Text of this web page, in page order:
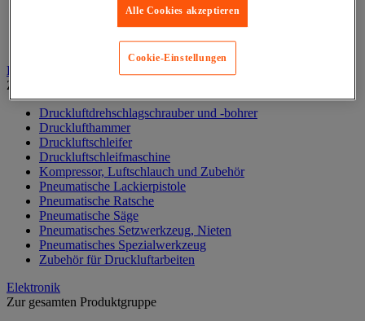
Druckluftwerkzeuge und Kompressoren
Zur gesamten Produktgruppe
Druckluftdrehschlagschrauber und -bohrer
Drucklufthammer
Druckluftschleifer
Druckluftschleifmaschine
Kompressor, Luftschlauch und Zubehör
Pneumatische Lackierpistole
Pneumatische Ratsche
Pneumatische Säge
Pneumatisches Setzwerkzeug, Nieten
Pneumatisches Spezialwerkzeug
Zubehör für Druckluftarbeiten
Elektronik
Zur gesamten Produktgruppe
Alle Cookies akzeptieren
Cookie-Einstellungen